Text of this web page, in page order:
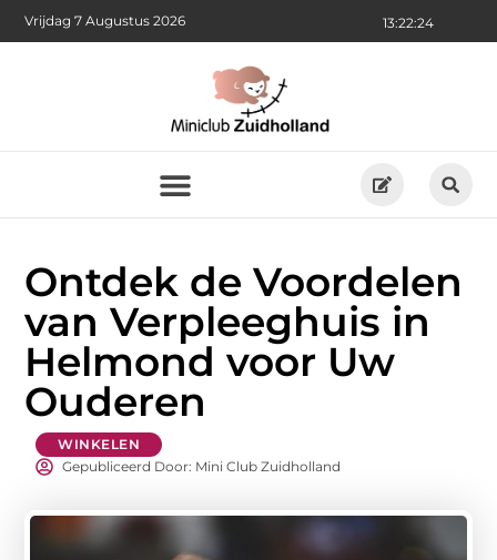
13:22:25
Vrijdag 7 Augustus 2026
Ontdek de Voordelen
van Verpleeghuis in
Helmond voor Uw
Ouderen
WINKELEN
Gepubliceerd Door: Mini Club Zuidholland